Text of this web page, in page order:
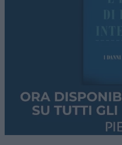
[5.1.] “Con la firma
d’Intesa, la Repubblica
le disposizioni